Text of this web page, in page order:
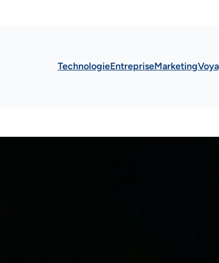
TechnologieEntrepriseMarketing